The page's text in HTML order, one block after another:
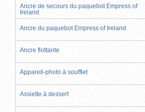
Ancre de secours du paquebot Empress of
Ireland
Ancre du paquebot Empress of Ireland
Ancre flottante
Appareil-photo à soufflet
Assiette à dessert